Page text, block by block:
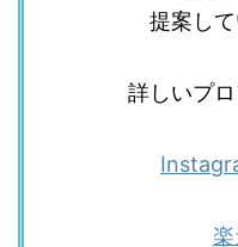
提案して
詳しいプ